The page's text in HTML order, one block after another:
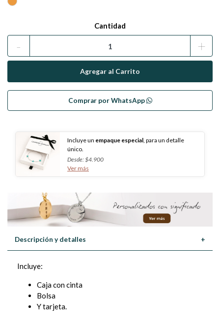
Cantidad
- +
Comprar por WhatsApp
Incluye un empaque especial , para un detalle
único.
Desde: $4.900
Ver más
Descripción y detalles +
Incluye:
Caja con cinta
Bolsa
Y tarjeta.